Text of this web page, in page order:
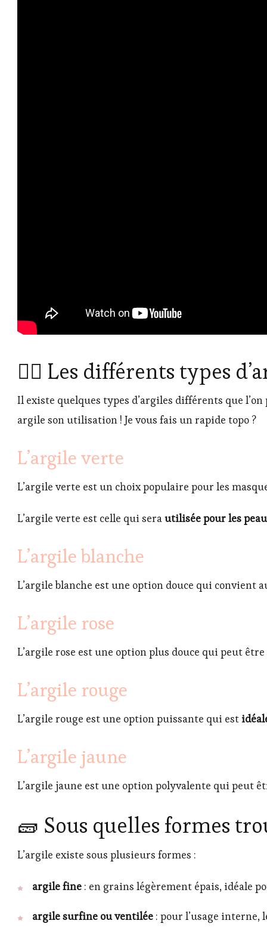
🧖‍♀️ Les différents types
Il existe quelques types d’argiles différents que
argile son utilisation ! Je vous fais un rapide topo ?
L’argile verte
L’argile verte est un choix populaire pour les
L’argile verte est celle qui serautilisée pour les
L’argile blanche
L’argile blanche est une option douce qui convient
L’argile rose
L’argile rose est une option plus douce qui peut être
L’argile rouge
L’argile rouge est une option puissante qui est
L’argile jaune
L’argile jaune est une option polyvalente qui peut
🧱 Sous quelles formes
L’argile existe sous plusieurs formes :
argile fine : en grains légèrement épais, idéale
argile surfine ou ventilée : pour l’usage interne,